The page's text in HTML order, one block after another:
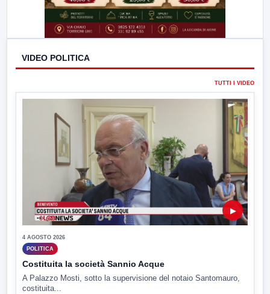
VIDEO POLITICA
TUTTI I VIDEO
▶
4 AGOSTO 2026
POLITICA
Costituita la società Sannio Acque
A Palazzo Mosti, sotto la supervisione del notaio Santomauro,
costituita...